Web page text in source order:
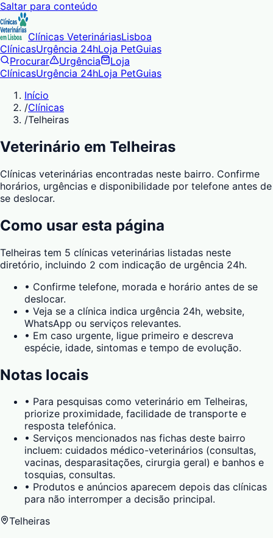
Saltar para conteúdo
Clínicas VeterináriasLisboa
ClínicasUrgência 24hLoja PetGuias
Procurar
Urgência
Loja
ClínicasUrgência 24hLoja PetGuias
Início
/Clínicas
/Telheiras
Veterinário em Telheiras
Clínicas veterinárias encontradas neste bairro. Confirme
horários, urgências e disponibilidade por telefone antes de
se deslocar.
Como usar esta página
Telheiras tem 5 clínicas veterinárias listadas neste
diretório, incluindo 2 com indicação de urgência 24h.
• Confirme telefone, morada e horário antes de se
deslocar.
• Veja se a clínica indica urgência 24h, website,
WhatsApp ou serviços relevantes.
• Em caso urgente, ligue primeiro e descreva
espécie, idade, sintomas e tempo de evolução.
Notas locais
• Para pesquisas como veterinário em Telheiras,
priorize proximidade, facilidade de transporte e
resposta telefónica.
• Serviços mencionados nas fichas deste bairro
incluem: cuidados médico-veterinários (consultas,
vacinas, desparasitações, cirurgia geral) e banhos e
tosquias, consultas.
• Produtos e anúncios aparecem depois das clínicas
para não interromper a decisão principal.
Telheiras